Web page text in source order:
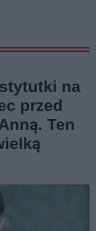
na
przed
Ten